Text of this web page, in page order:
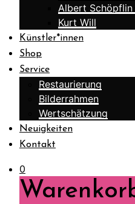
Albert Schöpflin
Kurt Will
Künstler*innen
Shop
Service
Restaurierung
Bilderrahmen
Wertschätzung
Neuigkeiten
Kontakt
0